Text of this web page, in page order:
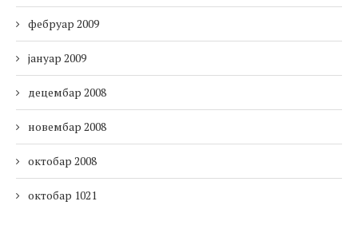
фебруар 2009
јануар 2009
децембар 2008
новембар 2008
октобар 2008
октобар 1021